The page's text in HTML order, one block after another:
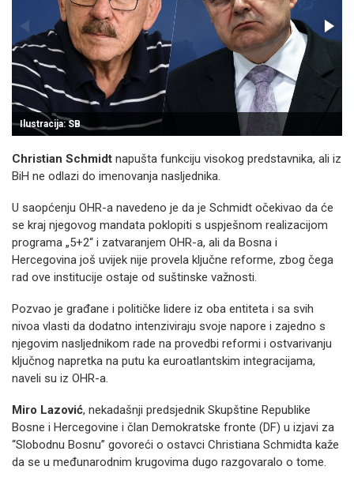
Ilustracija: SB
Christian Schmidt napušta funkciju visokog predstavnika, ali iz
BiH ne odlazi do imenovanja nasljednika.
U saopćenju OHR-a navedeno je da je Schmidt očekivao da će
se kraj njegovog mandata poklopiti s uspješnom realizacijom
programa „5+2“ i zatvaranjem OHR-a, ali da Bosna i
Hercegovina još uvijek nije provela ključne reforme, zbog čega
rad ove institucije ostaje od suštinske važnosti.
Pozvao je građane i političke lidere iz oba entiteta i sa svih
nivoa vlasti da dodatno intenziviraju svoje napore i zajedno s
njegovim nasljednikom rade na provedbi reformi i ostvarivanju
ključnog napretka na putu ka euroatlantskim integracijama,
naveli su iz OHR-a.
Miro Lazović, nekadašnji predsjednik Skupštine Republike
Bosne i Hercegovine i član Demokratske fronte (DF) u izjavi za
“Slobodnu Bosnu” govoreći o ostavci Christiana Schmidta kaže
da se u međunarodnim krugovima dugo razgovaralo o tome.